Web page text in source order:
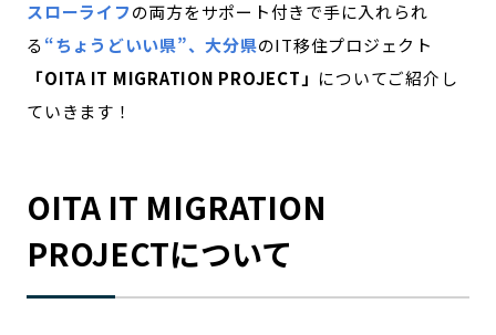
記事ライター アンバサダー
お問い合わせ
スローライフの両方をサポート付きで手に入れられ
る“ちょうどいい県”、大分県のIT移住プロジェクト
「OITA IT MIGRATION PROJECT」 についてご紹介し
ていきます！
OITA IT MIGRATION
PROJECTについて